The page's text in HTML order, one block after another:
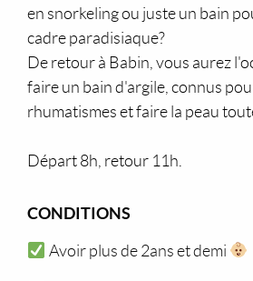
en snorkeling ou juste un bain
cadre paradisiaque?
De retour à Babin, vous aurez
faire un bain d'argile, connus
rhumatismes et faire la peau
Départ 8h, retour 11h.
CONDITIONS
Avoir plus de 2ans et demi